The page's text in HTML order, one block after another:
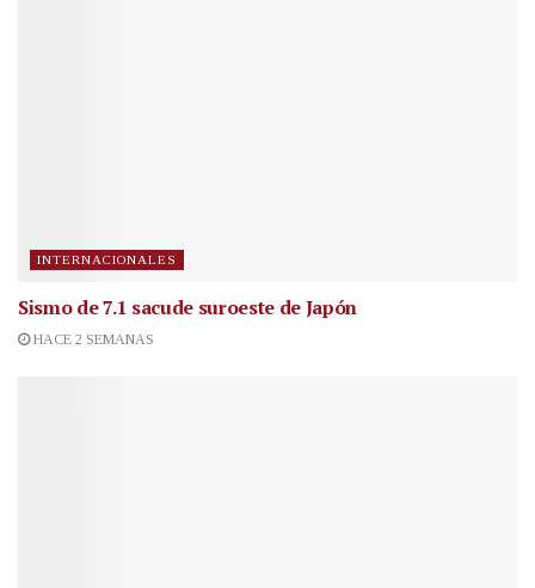
INTERNACIONALES
Sismo de 7.1 sacude suroeste de Japón
HACE 2 SEMANAS